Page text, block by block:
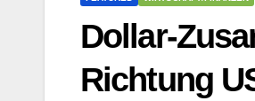
Dollar-
Richtung